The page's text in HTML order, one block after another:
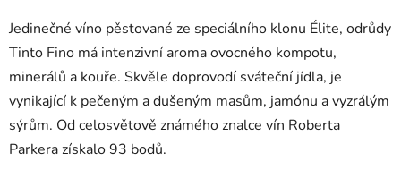
Jedinečné víno pěstované ze speciálního klonu Élite, odrůdy
Tinto Fino má intenzivní aroma ovocného kompotu,
minerálů a kouře. Skvěle doprovodí sváteční jídla, je
vynikající k pečeným a dušeným masům, jamónu a vyzrálým
sýrům. Od celosvětově známého znalce vín Roberta
Parkera získalo 93 bodů.